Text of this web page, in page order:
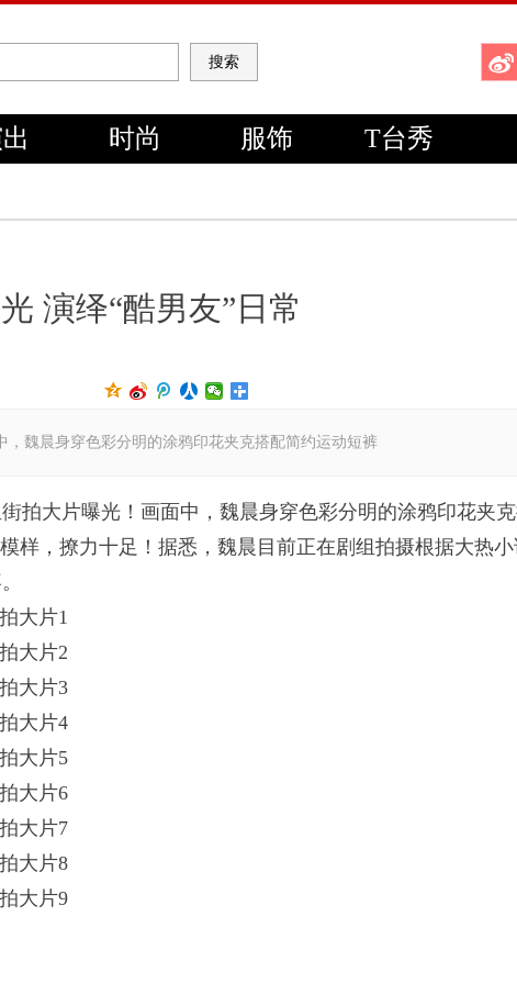
时尚 服饰 T台秀
演绎“酷男友”日常
，魏晨身穿色彩分明的涂鸦印花夹克搭配简约运动短裤
拍大片曝光！画面中，魏晨身穿色彩分明的涂鸦印花夹
样，撩力十足！据悉，魏晨目前正在剧组拍摄根据大热
大片1
大片2
大片3
大片4
大片5
大片6
大片7
大片8
大片9